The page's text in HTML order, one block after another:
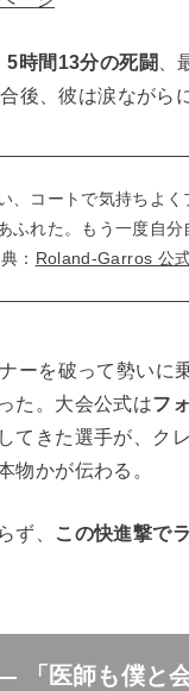
5時間13分の死闘
後、彼は涙ながら
、コートで気持ちよ
ふれた。もう一度自
： Roland-Garros 公
ーを破って勢いに
た。大会公式はフ
てきた選手が、ク
物かが伝わる。
ず、 この快進撃で
「医師も僕と